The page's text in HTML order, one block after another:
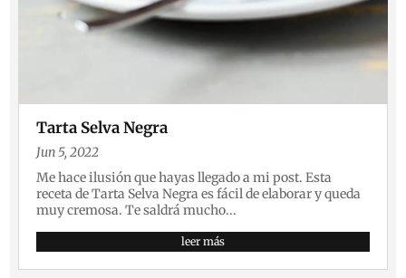
Tarta Selva Negra
Jun 5, 2022
Me hace ilusión que hayas llegado a mi post. Esta
receta de Tarta Selva Negra es fácil de elaborar y queda
muy cremosa. Te saldrá mucho...
leer más